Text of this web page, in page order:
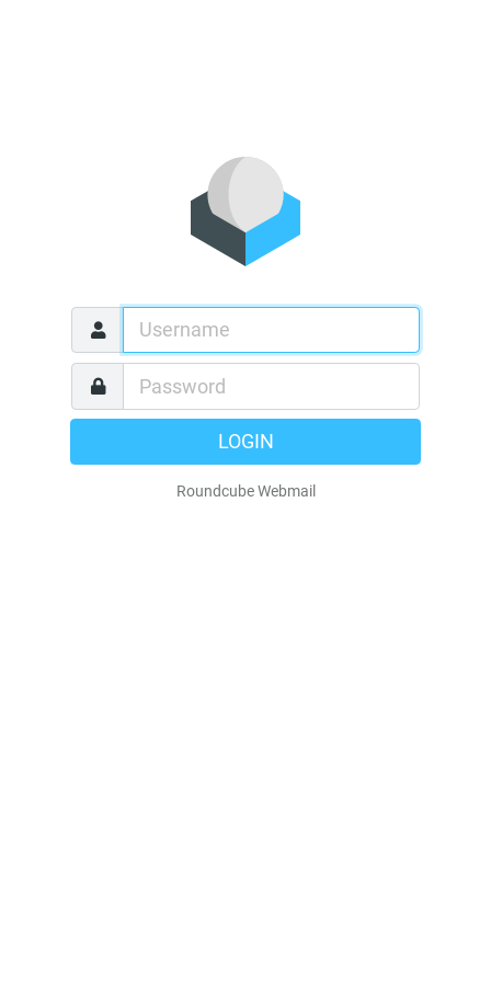
LOGIN
Roundcube Webmail